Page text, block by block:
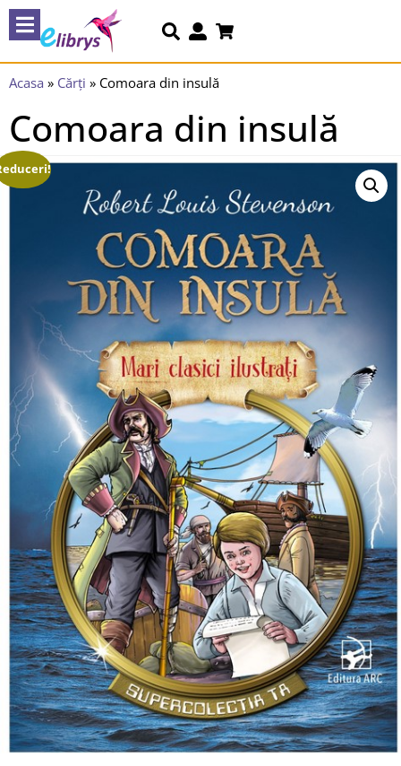
Acasa » Cărți » Comoara din insulă
Comoara din insulă